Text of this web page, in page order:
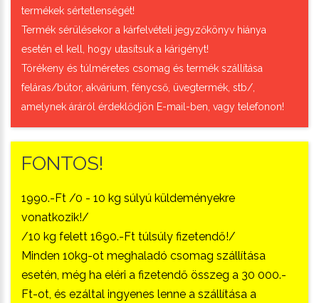
termékek sértetlenségét!
Termék sérülésekor a kárfelvételi jegyzőkönyv hiánya
esetén el kell, hogy utasítsuk a kárigényt!
Törékeny és túlméretes csomag és termék szállítása
feláras/bútor, akvárium, fénycső, üvegtermék, stb/,
amelynek áráról érdeklődjön E-mail-ben, vagy telefonon!
FONTOS!
1990.-Ft /0 - 10 kg súlyú küldeményekre
vonatkozik!/
/10 kg felett 1690.-Ft túlsúly fizetendő!/
Minden 10kg-ot meghaladó csomag szállítása
esetén, még ha eléri a fizetendő összeg a 30 000.-
Ft-ot, és ezáltal ingyenes lenne a szállítása a